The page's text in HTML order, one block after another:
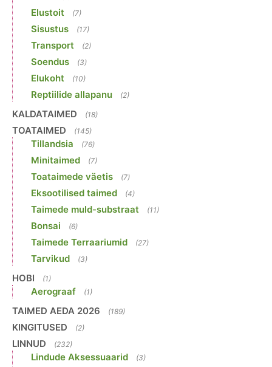
Elustoit (7)
Sisustus (17)
Transport (2)
Soendus (3)
Elukoht (10)
Reptiilide allapanu (2)
KALDATAIMED (18)
TOATAIMED (145)
Tillandsia (76)
Minitaimed (7)
Toataimede väetis (7)
Eksootilised taimed (4)
Taimede muld-substraat (11)
Bonsai (6)
Taimede Terraariumid (27)
Tarvikud (3)
HOBI (1)
Aerograaf (1)
TAIMED AEDA 2026 (189)
KINGITUSED (2)
LINNUD (232)
Lindude Aksessuaarid (3)